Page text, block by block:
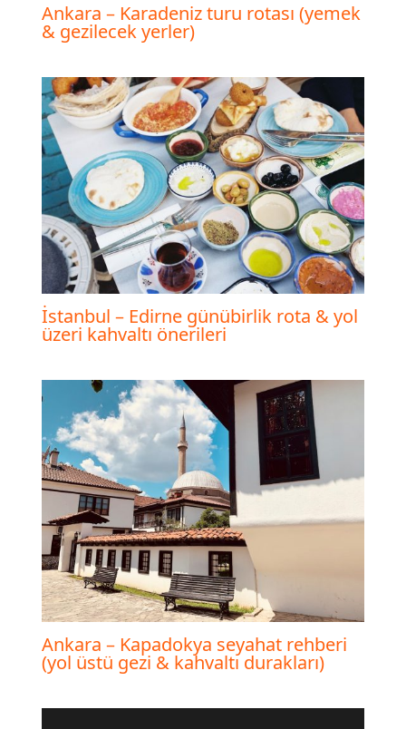
Ankara – Karadeniz turu rotası (yemek
& gezilecek yerler)
İstanbul – Edirne günübirlik rota & yol
üzeri kahvaltı önerileri
Ankara – Kapadokya seyahat rehberi
(yol üstü gezi & kahvaltı durakları)